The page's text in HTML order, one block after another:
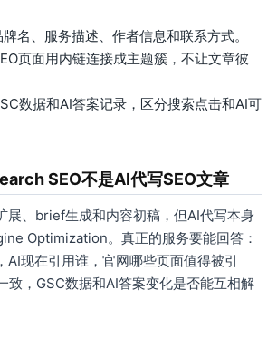
名、服务描述、作者信息和联系方式。
页面用内链连接成主题簇，不让文章彼
数据和AI答案记录，区分搜索点击和AI可
SEO不是AI代写SEO文章
展、brief生成和内容初稿，但AI代写本身
Optimization。真正的服务要能回答：
AI现在引用谁，官网哪些页面值得被引
致，GSC数据和AI答案变化是否能互相解